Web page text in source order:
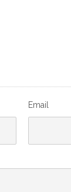
Email